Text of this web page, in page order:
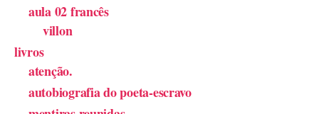
aula 02 francês
villon
livros
atenção.
autobiografia do poeta-escravo